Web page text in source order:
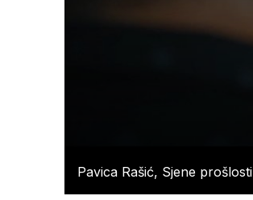
Pavica Rašić, Sjene prošlosti